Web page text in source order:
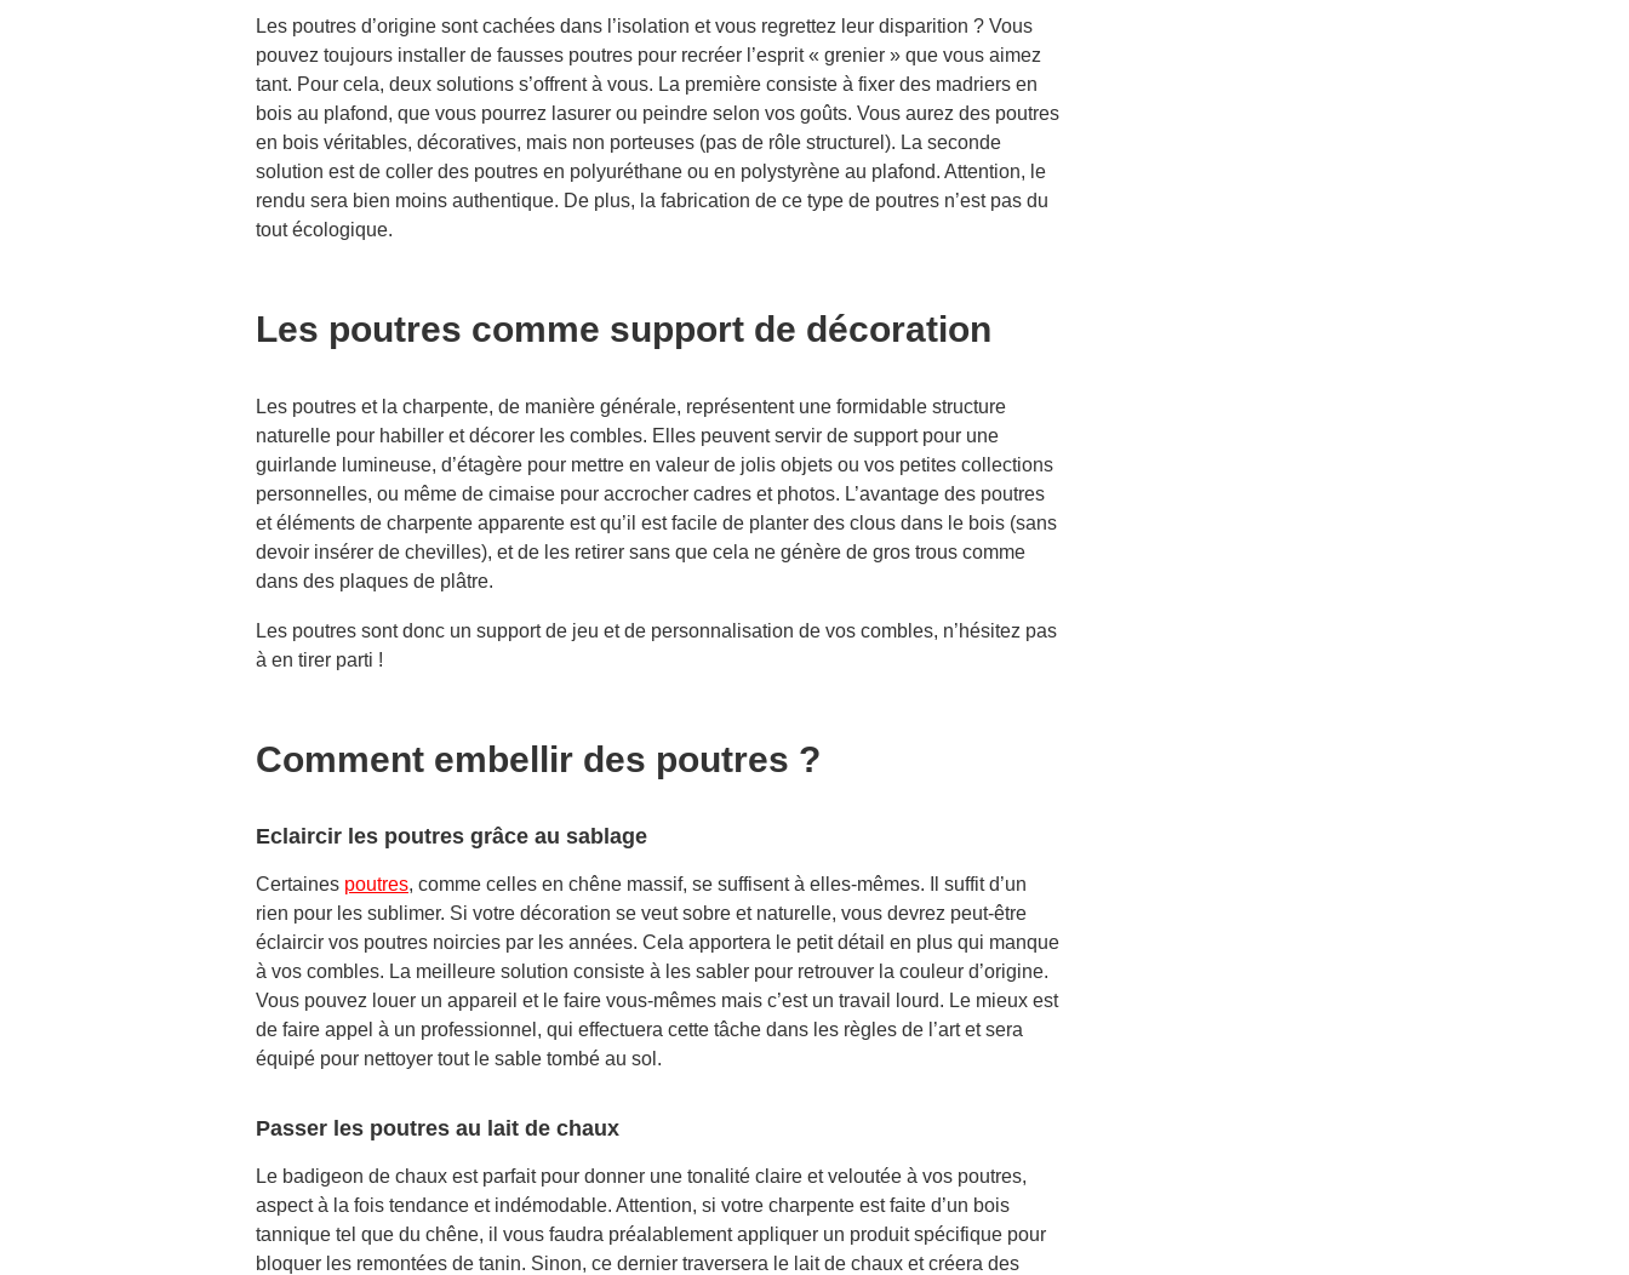
Les poutres d’origine sont cachées dans l’isolation et vous regrettez leur disparition ? Vous
pouvez toujours installer de fausses poutres pour recréer l’esprit « grenier » que vous aimez
tant. Pour cela, deux solutions s’offrent à vous. La première consiste à fixer des madriers en
bois au plafond, que vous pourrez lasurer ou peindre selon vos goûts. Vous aurez des poutres
en bois véritables, décoratives, mais non porteuses (pas de rôle structurel). La seconde
solution est de coller des poutres en polyuréthane ou en polystyrène au plafond. Attention, le
rendu sera bien moins authentique. De plus, la fabrication de ce type de poutres n’est pas du
tout écologique.
Les poutres comme support de décoration
Les poutres et la charpente, de manière générale, représentent une formidable structure
naturelle pour habiller et décorer les combles. Elles peuvent servir de support pour une
guirlande lumineuse, d’étagère pour mettre en valeur de jolis objets ou vos petites collections
personnelles, ou même de cimaise pour accrocher cadres et photos. L’avantage des poutres
et éléments de charpente apparente est qu’il est facile de planter des clous dans le bois (sans
devoir insérer de chevilles), et de les retirer sans que cela ne génère de gros trous comme
dans des plaques de plâtre.
Les poutres sont donc un support de jeu et de personnalisation de vos combles, n’hésitez pas
à en tirer parti !
Comment embellir des poutres ?
Eclaircir les poutres grâce au sablage
Certaines poutres, comme celles en chêne massif, se suffisent à elles-mêmes. Il suffit d’un
rien pour les sublimer. Si votre décoration se veut sobre et naturelle, vous devrez peut-être
éclaircir vos poutres noircies par les années. Cela apportera le petit détail en plus qui manque
à vos combles. La meilleure solution consiste à les sabler pour retrouver la couleur d’origine.
Vous pouvez louer un appareil et le faire vous-mêmes mais c’est un travail lourd. Le mieux est
de faire appel à un professionnel, qui effectuera cette tâche dans les règles de l’art et sera
équipé pour nettoyer tout le sable tombé au sol.
Passer les poutres au lait de chaux
Le badigeon de chaux est parfait pour donner une tonalité claire et veloutée à vos poutres,
aspect à la fois tendance et indémodable. Attention, si votre charpente est faite d’un bois
tannique tel que du chêne, il vous faudra préalablement appliquer un produit spécifique pour
bloquer les remontées de tanin. Sinon, ce dernier traversera le lait de chaux et créera des